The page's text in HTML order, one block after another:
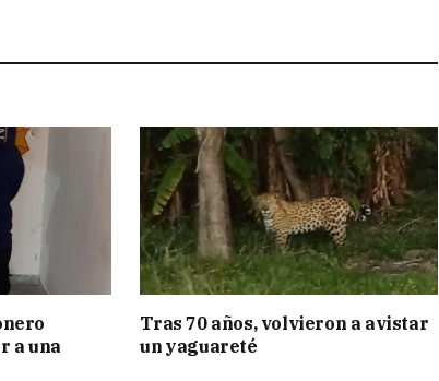
a una
Tras 70 años, volvieron a avistar
un yaguareté